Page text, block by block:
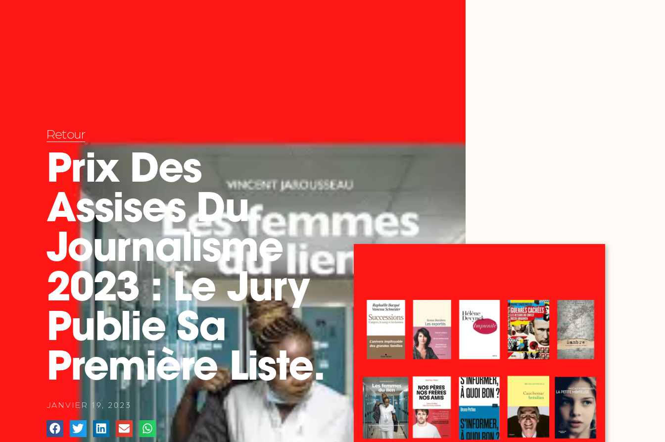
Retour
Prix Des
Assises Du
Journalisme
2023 : Le Jury
Publie Sa
Première Liste.
JANVIER 19, 2023